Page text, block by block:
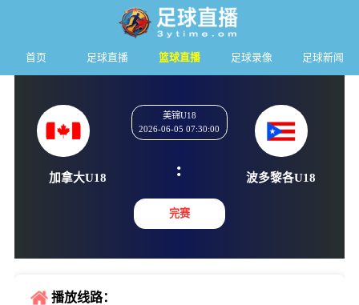
首页 足球直播 篮球直播 足球录像 足球新闻
美锦U18
2026-06-05 07:30:00
:
完赛
播放线路：